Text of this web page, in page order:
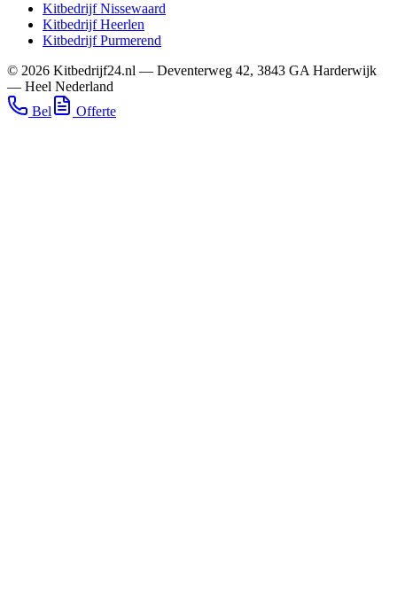
KitbedrijfNissewaard
KitbedrijfHeerlen
KitbedrijfPurmerend
© 2026 Kitbedrijf24.nl — Deventerweg 42, 3843 GA Harderwijk
— Heel Nederland
Bel
Offerte